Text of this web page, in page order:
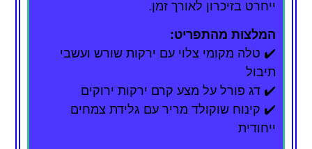
ייחרט בזיכרון לאורך זמן.
המלצות מהתפריט:
✔️ טלה מקומי צלוי עם ירקות שורש ועשבי
תיבול
✔️ דג פורל על מצע קרם ירקות ירוקים
✔️ קינוח שוקולד מריר עם גלידת צמחים
ייחודית